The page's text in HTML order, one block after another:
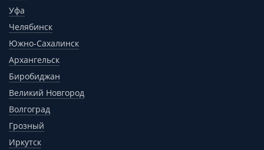
Уфа
Челябинск
Южно-Сахалинск
Архангельск
Биробиджан
Великий Новгород
Волгоград
Грозный
Иркутск